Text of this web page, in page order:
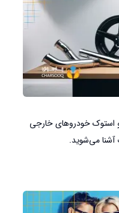
استوک خودروهای خارجی
می‌شوید.